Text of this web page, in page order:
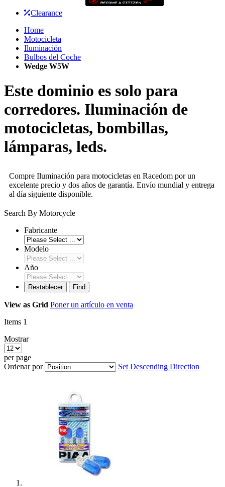
Clearance
Home
Motocicleta
Iluminación
Bulbos del Coche
Wedge W5W
Este dominio es solo para
corredores. Iluminación de
motocicletas, bombillas,
lámparas, leds.
Compre Iluminación para motocicletas en Racedom por un
excelente precio y dos años de garantía. Envío mundial y entrega
al día siguiente disponible.
Search By Motorcycle
Fabricante
Modelo
Año
Restablecer Find
View as Grid Poner un artículo en venta
Items 1
Mostrar
per page
Ordenar por
Set Descending Direction